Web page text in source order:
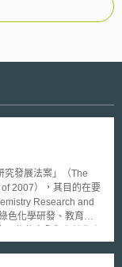
發展法案」（The
2007），其目的在要
Research and
色化學研發、教育宣
物質之化學產品或製程